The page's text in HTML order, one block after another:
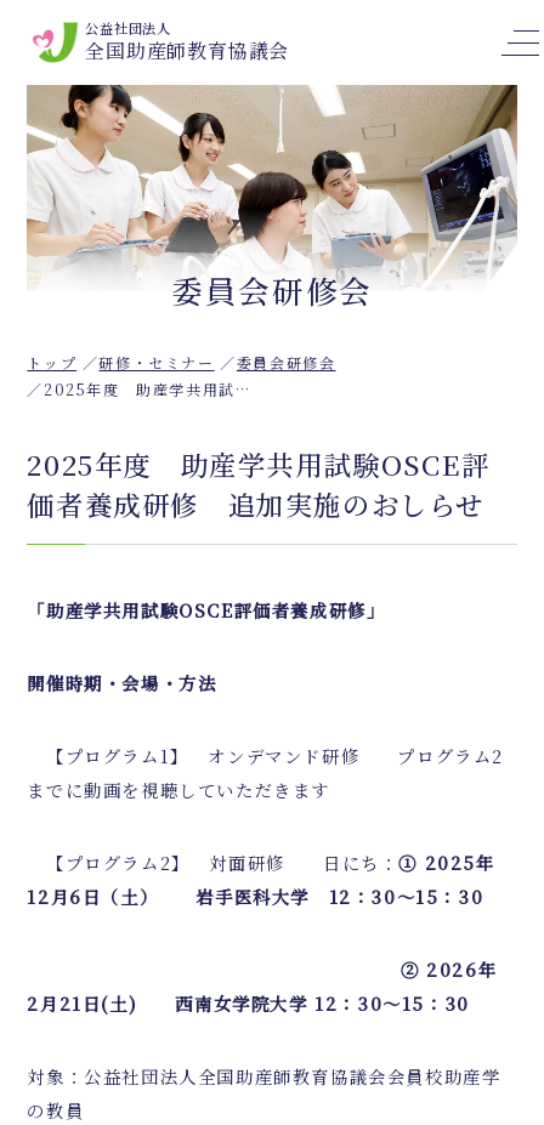
公益社団法人
全国助産師教育協議会
委員会研修会
トップ 研修・セミナー
委員会研修会
2025年度 助産学共用試験OSCE評価者養成研修 追加実施のおしらせ
2025年度 助産学共用試験OSCE評
価者養成研修 追加実施のおしらせ
「助産学共用試験OSCE評価者養成研修」
開催時期・会場・方法
【プログラム1】 オンデマンド研修 プログラム2
までに動画を視聴していただきます
【プログラム2】 対面研修 日にち：① 2025年
12月6日（土） 岩手医科大学 12 ： 30～15 ： 30
② 2026年
2月21日(土) 西南女学院大学 12：30～15：30
対象：公益社団法人全国助産師教育協議会会員校助産学
の教員